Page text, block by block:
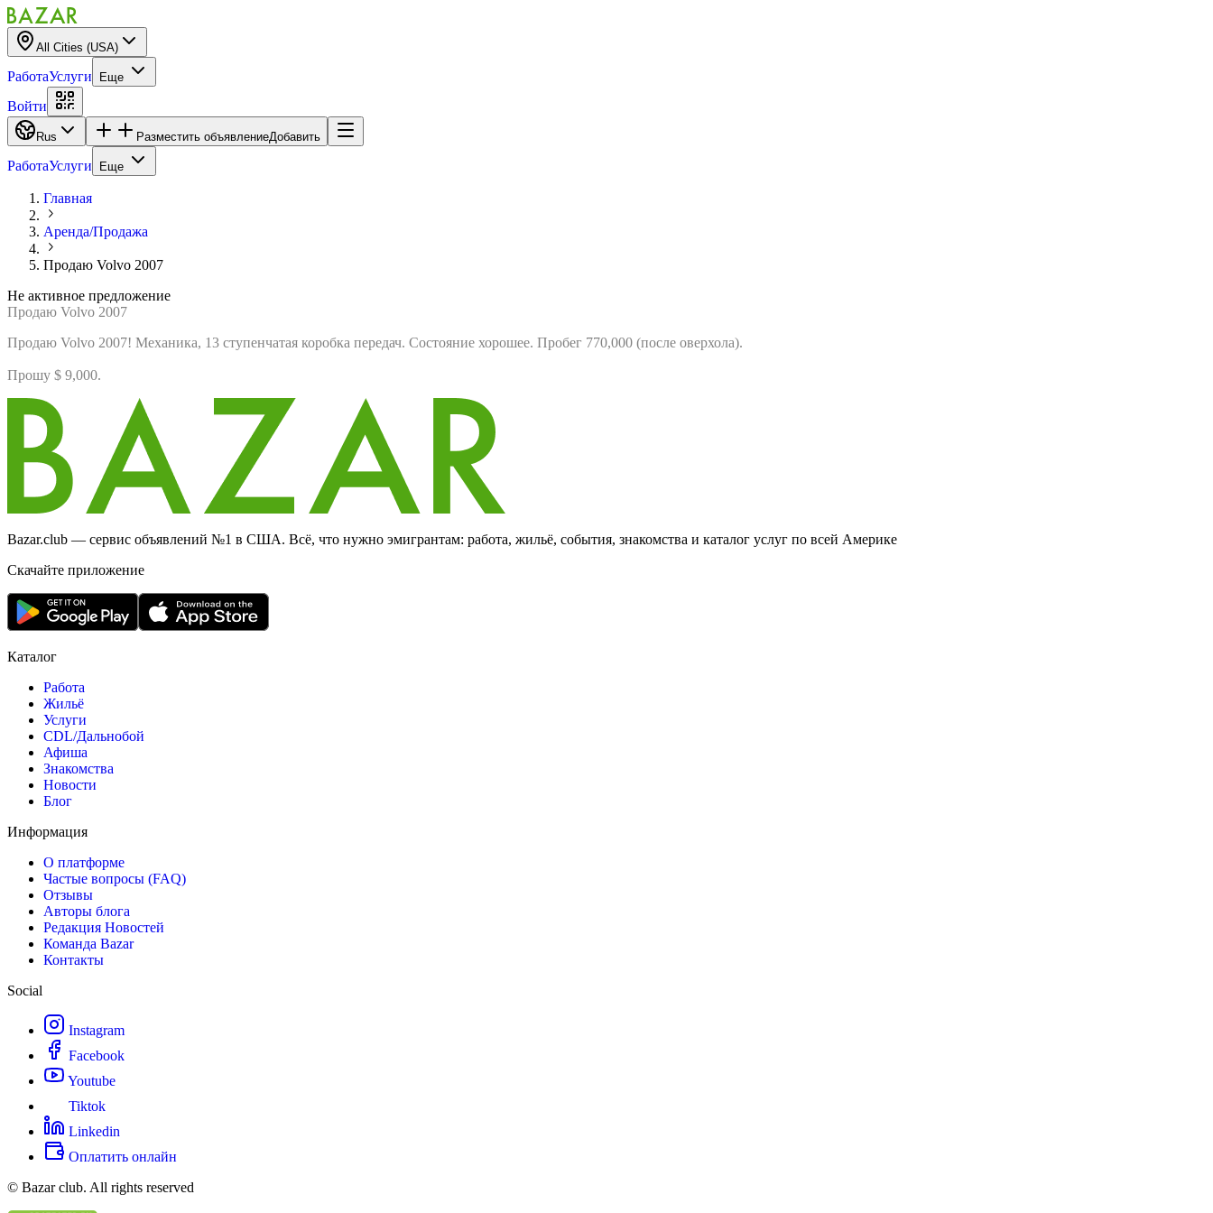
All Cities (USA)
РаботаУслуги Еще
Войти
Rus Разместить объявлениеДобавить
РаботаУслуги Еще
Главная
Аренда/Продажа
Продаю Volvo 2007
Не активное предложение
Продаю Volvo 2007
Продаю Volvo 2007! Механика, 13 ступенчатая коробка передач. Состояние хорошее. Пробег 770,000 (после оверхола).
Прошу $ 9,000.
Bazar.club — сервис объявлений №1 в США. Всё, что нужно эмигрантам: работа, жильё, события, знакомства и каталог услуг по всей Америке
Скачайте приложение
Каталог
Работа
Жильё
Услуги
CDL/Дальнобой
Афиша
Знакомства
Новости
Блог
Информация
О платформе
Частые вопросы (FAQ)
Отзывы
Авторы блога
Редакция Новостей
Команда Bazar
Контакты
Social
Instagram
Facebook
Youtube
Tiktok
Linkedin
Оплатить онлайн
© Bazar club. All rights reserved